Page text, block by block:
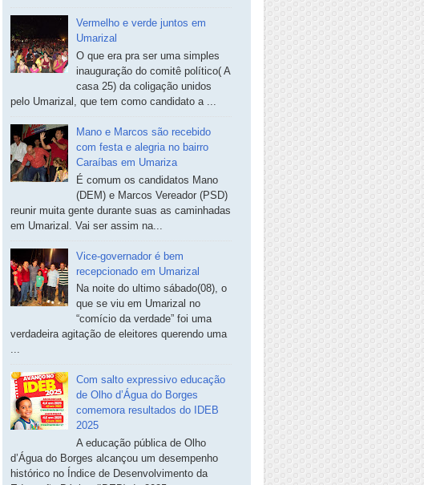
Vermelho e verde juntos em
Umarizal
O que era pra ser uma simples
inauguração do comitê político( A
casa 25) da coligação unidos
pelo Umarizal, que tem como candidato a ...
Mano e Marcos são recebido
com festa e alegria no bairro
Caraíbas em Umariza
É comum os candidatos Mano
(DEM) e Marcos Vereador (PSD)
reunir muita gente durante suas as caminhadas
em Umarizal. Vai ser assim na...
Vice-governador é bem
recepcionado em Umarizal
Na noite do ultimo sábado(08), o
que se viu em Umarizal no
“comício da verdade” foi uma
verdadeira agitação de eleitores querendo uma
...
Com salto expressivo educação
de Olho d’Água do Borges
comemora resultados do IDEB
2025
A educação pública de Olho
d’Água do Borges alcançou um desempenho
histórico no Índice de Desenvolvimento da